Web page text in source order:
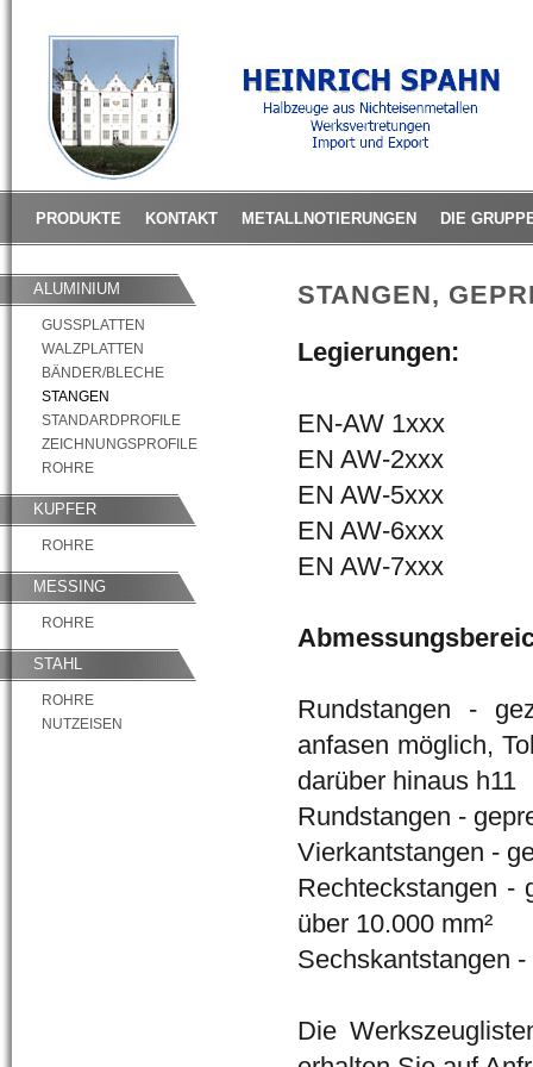
PRODUKTE KONTAKT METALLNOTIERUNGEN DIE
ALUMINIUM
GUSSPLATTEN
WALZPLATTEN
BÄNDER/BLECHE
STANGEN
STANDARDPROFILE
ZEICHNUNGSPROFILE
ROHRE
KUPFER
ROHRE
MESSING
ROHRE
STAHL
ROHRE
NUTZEISEN
STANGEN,
Legierungen:
EN-AW 1xxx
EN AW-2xxx
EN AW-5xxx
EN AW-6xxx
EN AW-7xxx
Rundstangen -
anfasen möglich,
darüber hinaus h11
Rundstangen -
Vierkantstangen -
Rechteckstangen -
über 10.000 mm²
Sechskantstangen
Die